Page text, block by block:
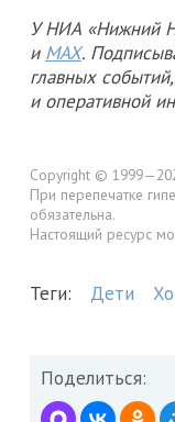
У НИА «Нижний
и MAX.
главных
и оперативной
Copyright ©
При перепечатке
обязательна.
Настоящий ресурс
Теги: Дети
Поделиться: